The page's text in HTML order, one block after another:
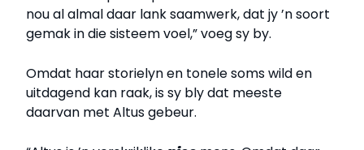
nou al almal daar lank saamwerk, dat jy ’n soort
gemak in die sisteem voel,” voeg sy by.
Omdat haar storielyn en tonele soms wild en
uitdagend kan raak, is sy bly dat meeste
daarvan met Altus gebeur.